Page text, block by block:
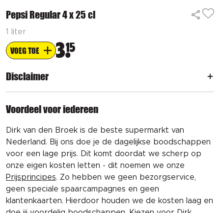
Pepsi Regular 4 x 25 cl
1 liter
VOEG TOE 315
Disclaimer
Voordeel voor iedereen
Dirk van den Broek is de beste supermarkt van
Nederland. Bij ons doe je de dagelijkse boodschappen
voor een lage prijs. Dit komt doordat we scherp op
onze eigen kosten letten - dit noemen we onze
Prijsprincipes. Zo hebben we geen bezorgservice,
geen speciale spaarcampagnes en geen
klantenkaarten. Hierdoor houden we de kosten laag en